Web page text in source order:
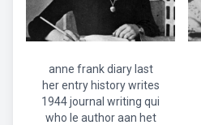
anne frank diary last
her entry history writes
1944 journal writing qui
who le author aan het